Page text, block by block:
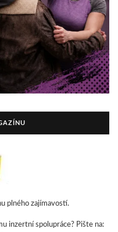
plného zajímavostí.
inzertní spolupráce? Pište na: